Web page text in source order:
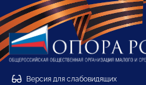
Версия для слабовидящих